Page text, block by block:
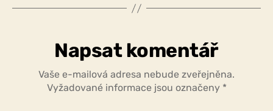
Napsat komentář
Vaše e-mailová adresa nebude zveřejněna.
Vyžadované informace jsou označeny *